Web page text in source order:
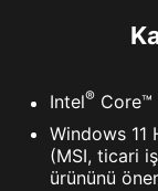
Intel® Core™
Windows 11
(MSI, ticari
ürününü